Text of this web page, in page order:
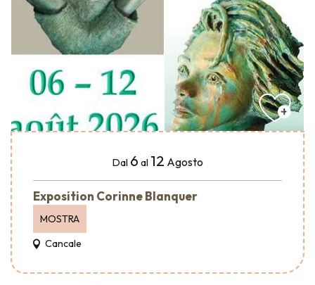
Dal 6 al 12 Agosto
Exposition Corinne Blanquer
MOSTRA
Cancale